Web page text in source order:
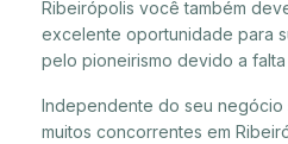
Ribeirópolis você também
excelente oportunidade para
pelo pioneirismo devido a
Independente do seu
muitos concorrentes em